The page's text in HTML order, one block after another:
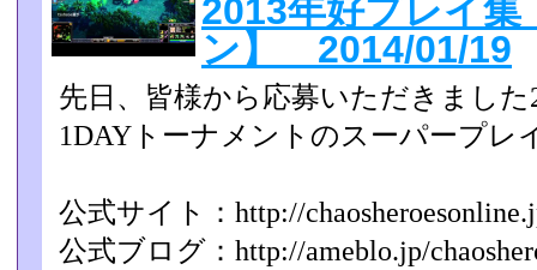
2013年好プレイ
ン】 2014/01/19
先日、皆様から応募いただきまし
1DAYトーナメント­のスーパープレ
公式サイト：http://
公式ブログ：http://ameblo.jp/